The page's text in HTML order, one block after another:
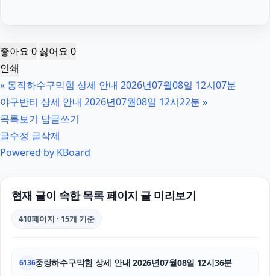
청주이혼전문변호사
노원하수구막힘
강남상간소송변호사
장기렌트
좋아요 0 싫어요 0
인쇄
« 동작하수구막힘 상세 안내 2026년07월08일 12시07분
야구반티 상세 안내 2026년07월08일 12시22분 »
목록보기 답글쓰기
글수정 글삭제
Powered by KBoard
현재 글이 속한 목록 페이지 글 미리보기
410페이지 · 15개 기준
6136중랑하수구막힘 상세 안내 2026년07월08일 12시36분